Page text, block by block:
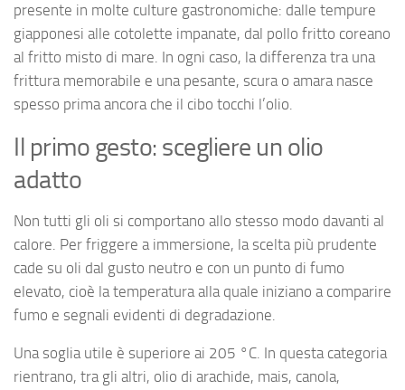
presente in molte culture gastronomiche: dalle tempure
giapponesi alle cotolette impanate, dal pollo fritto coreano
al fritto misto di mare. In ogni caso, la differenza tra una
frittura memorabile e una pesante, scura o amara nasce
spesso prima ancora che il cibo tocchi l’olio.
Il primo gesto: scegliere un olio
adatto
Non tutti gli oli si comportano allo stesso modo davanti al
calore. Per friggere a immersione, la scelta più prudente
cade su oli dal gusto neutro e con un punto di fumo
elevato, cioè la temperatura alla quale iniziano a comparire
fumo e segnali evidenti di degradazione.
Una soglia utile è superiore ai 205 °C. In questa categoria
rientrano, tra gli altri, olio di arachide, mais, canola,